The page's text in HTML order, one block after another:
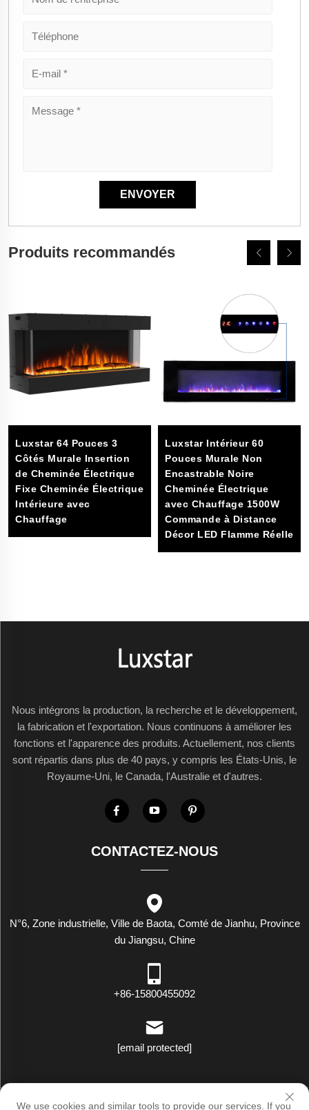
Produits recommandés
Luxstar 64 Pouces 3
Côtés Murale Insertion
de Cheminée Électrique
Fixe Cheminée Électrique
Intérieure avec
Chauffage
Luxstar Intérieur 60
Pouces Murale Non
Encastrable Noire
Cheminée Électrique
avec Chauffage 1500W
Commande à Distance
Décor LED Flamme Réelle
Nous intégrons la production, la recherche et le développement,
la fabrication et l'exportation. Nous continuons à améliorer les
fonctions et l'apparence des produits. Actuellement, nos clients
sont répartis dans plus de 40 pays, y compris les États-Unis, le
Royaume-Uni, le Canada, l'Australie et d'autres.
CONTACTEZ-NOUS
N°6, Zone industrielle, Ville de Baota, Comté de Jianhu, Province
du Jiangsu, Chine
+86-15800455092
[email protected]
Droits d'auteur © Luxstar Industrie (Jiangsu) Co., Ltd. Tous droits
We use cookies and similar tools to provide our services. If you